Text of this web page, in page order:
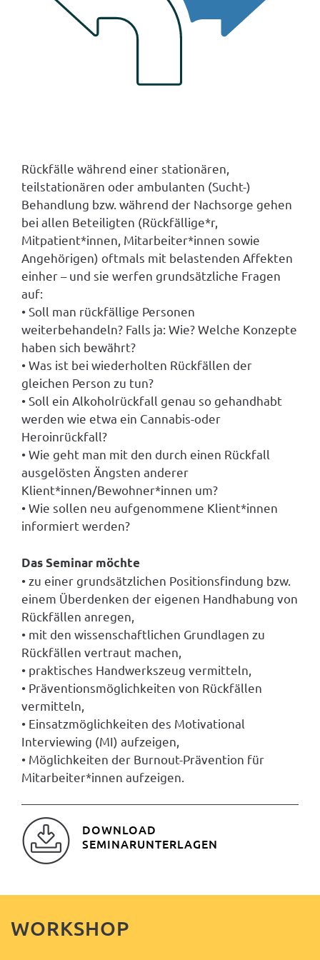
Rückfälle während einer stationären,
teilstationären oder ambulanten (Sucht-)
Behandlung bzw. während der Nachsorge gehen
bei allen Beteiligten (Rückfällige*r,
Mitpatient*innen, Mitarbeiter*innen sowie
Angehörigen) oftmals mit belastenden Affekten
einher – und sie werfen grundsätzliche Fragen
auf:
• Soll man rückfällige Personen
weiterbehandeln? Falls ja: Wie? Welche Konzepte
haben sich bewährt?
• Was ist bei wiederholten Rückfällen der
gleichen Person zu tun?
• Soll ein Alkoholrückfall genau so gehandhabt
werden wie etwa ein Cannabis-oder
Heroinrückfall?
• Wie geht man mit den durch einen Rückfall
ausgelösten Ängsten anderer
Klient*innen/Bewohner*innen um?
• Wie sollen neu aufgenommene Klient*innen
informiert werden?
Das Seminar möchte
• zu einer grundsätzlichen Positionsfindung bzw.
einem Überdenken der eigenen Handhabung von
Rückfällen anregen,
• mit den wissenschaftlichen Grundlagen zu
Rückfällen vertraut machen,
• praktisches Handwerkszeug vermitteln,
• Präventionsmöglichkeiten von Rückfällen
vermitteln,
• Einsatzmöglichkeiten des Motivational
Interviewing (MI) aufzeigen,
• Möglichkeiten der Burnout-Prävention für
Mitarbeiter*innen aufzeigen.
DOWNLOAD
SEMINARUNTERLAGEN
WORKSHOP